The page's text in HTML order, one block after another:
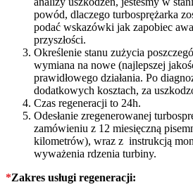
powód, dlaczego turbosprężarka
podać wskazówki jak zapobiec
przyszłości.
Określenie stanu zużycia
wymiana na nowe (najlepszej
prawidłowego działania. Po
dodatkowych kosztach, za
Czas regeneracji to 24h.
Odesłanie zregenerowanej
zamówieniu z 12 miesięczną
kilometrów), wraz z instrukcją
wyważenia rdzenia turbiny.
*Zakres usługi regeneracji: